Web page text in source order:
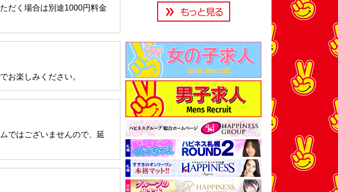
だく場合は別途1000円料金
お楽しみください。
ではございませんので、延